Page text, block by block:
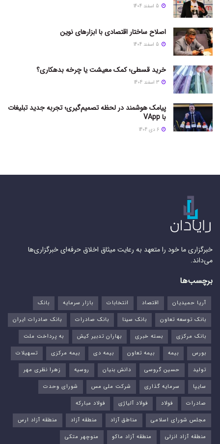
اصلاح ساختار اقتصادی با ابزارهای نوین
خرید قسطی؛ کمک معیشت یا چرخه بدهکاری؟
پیامک هوشمند در لحظه تصمیم‌گیری؛ تجربه جدید تبلیغات
با VApp
خبرگزاری ما خود را متعهد به رعایت میثاق اخلاق حرفه‌ای خبرگزاری‌ها
می‌داند.
برچسب‌ها
آریا حمیدیان اقتصاد انتخابات بازار سرمایه
بانک
بانک توسعه تعاون
بانک سینا بانک صادرات
بانک صادرات ایران
بانک مرکزی
بسته خبری بهاران تدبیر کیش
به پرداخت ملت
بورس‌
بیمه بیمه تعاون بیمه دی بیمه مرکزی
تسهیلات
تولید
حسین گروسی دانش بنیان روسیه
زهرا نظری مهر
سایپا
سرمایه گذاری شرکت ملی مس
شورای وحدت
صادرات
فولاد فولاد آلیاژی
فولاد مبارکه
مجلس شورای اسلامی
مناطق آزاد منطقه آزاد
منطقه آزاد ارس
منطقه آزاد انزلی
منطقه آزاد ماکو منوچهر متکی